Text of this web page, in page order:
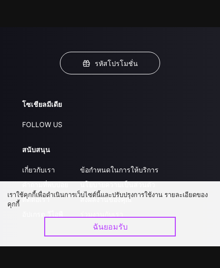
รหัสโปรโมชั่น
โซเชียลมีเดีย
FOLLOW US
สนับสนุน
เกี่ยวกับเรา
ติดต่อเรา
ข้อกำหนดในการให้บริการ
ส่งผลงานของคุณ
เราใช้คุกกี้เพื่อดำเนินการเว็บไซต์นี้และปรับปรุงการใช้งาน รายละเอียดของ
คุกกี้
ฉันยอมรับ